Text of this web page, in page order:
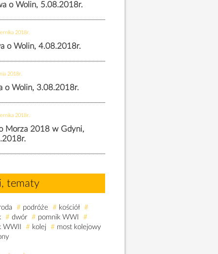
o Wolin, 5.08.2018r.
2018r.
o Wolin, 4.08.2018r.
2018r.
o Wolin, 3.08.2018r.
2018r.
Morza 2018 w Gdyni,
tematy
# podróże # kościół #
# dwór # pomnik WWI
#
WWII
# kolej # most kolejowy